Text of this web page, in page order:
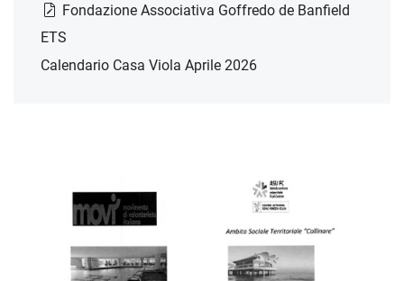
Fondazione Associativa Goffredo de Banfield
ETS
Calendario Casa Viola Aprile 2026